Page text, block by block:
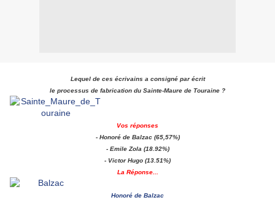
Lequel de ces écrivains a consigné par écrit
le processus de fabrication du Sainte-Maure de Touraine ?
Vos réponses
- Honoré de Balzac (65,57%)
- Emile Zola (18.92%)
- Victor Hugo (13.51%)
La Réponse...
Honoré de Balzac